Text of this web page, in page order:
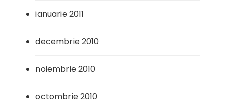
ianuarie 2011
decembrie 2010
noiembrie 2010
octombrie 2010